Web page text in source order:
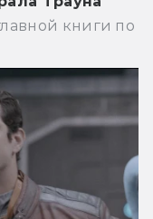
книги по